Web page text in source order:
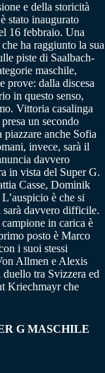
e della storicità
stato inaugurato
16 febbraio. Una
ha raggiunto la sua
piste di Saalbach-
maschile,
prove: dalla discesa
in questo senso,
Vittoria casalinga
un secondo
anche Sofia
invece, sarà il
davvero
in vista del Super G.
Casse, Dominik
è che si
sarà davvero difficile.
in carica è
posto è Marco
i suoi stessi
Allmen e Alexis
tra Svizzera ed
Kriechmayr che
G MASCHILE